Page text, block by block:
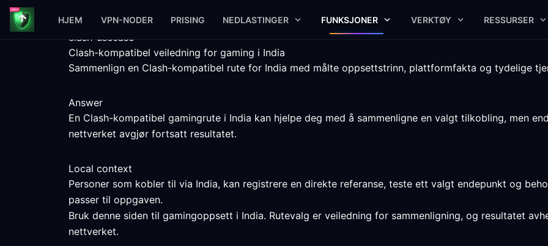
HJEM VPN-NODER PRISING NEDLASTINGER FUNKSJONER VERKTØY RESSURSER
clash-usecase
Clash-kompatibel veiledning for gaming i India
Sammenlign en Clash-kompatibel rute for India med målte oppsettstrinn, plattformfakta og tydelige
Answer
En Clash-kompatibel gamingrute i India kan hjelpe deg med å sammenligne en valgt tilkobling, men
nettverket avgjør fortsatt resultatet.
Local context
Personer som kobler til via India, kan registrere en direkte referanse, teste ett valgt endepunkt og
passer til oppgaven.
Bruk denne siden til gamingoppsett i India. Rutevalg er veiledning for sammenligning, og resultatet
nettverket.